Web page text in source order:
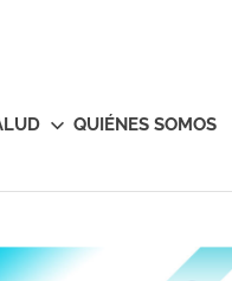
QUIÉNES SOMOS